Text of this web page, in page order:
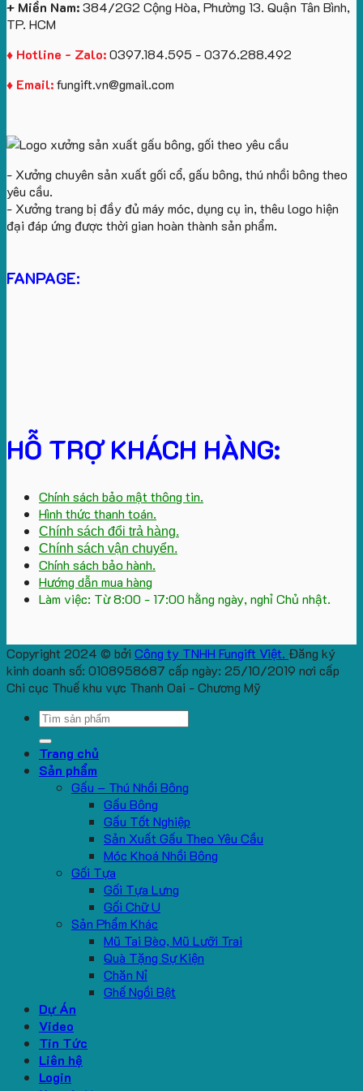
+ Miền Nam:384/2G2 Cộng Hòa, Phường 13. Quận Tân Bình,
TP. HCM
♦ Hotline - Zalo:0397.184.595 - 0376.288.492
♦ Email:fungift.vn@gmail.com
- Xưởng chuyên sản xuất gối cổ, gấu bông, thú nhồi bông theo
yêu cầu.
- Xưởng trang bị đầy đủ máy móc, dụng cụ in, thêu logo hiện
đại đáp ứng được thời gian hoàn thành sản phẩm.
FANPAGE:
HỖ TRỢ KHÁCH HÀNG:
Chính sách bảo mật thông tin.
Hình thức thanh toán.
Chính sách đổi trả hàng.
Chính sách vận chuyển.
Chính sách bảo hành.
Hướng dẫn mua hàng
Làm việc: Từ 8:00 - 17:00 hằng ngày, nghỉ Chủ nhật.
Copyright 2024 © bởi Công ty TNHH Fungift Việt. Đăng ký
kinh doanh số: 0108958687 cấp ngày: 25/10/2019 nơi cấp
Chi cục Thuế khu vực Thanh Oai - Chương Mỹ
Search
Trang chủ
Sản phẩm
Gấu – Thú Nhồi Bông
Gấu Bông
Gấu Tốt Nghiệp
Sản Xuất Gấu Theo Yêu Cầu
Móc Khoá Nhồi Bông
Gối Tựa
Gối Tựa Lưng
Gối Chữ U
Sản Phẩm Khác
Mũ Tai Bèo, Mũ Lưỡi Trai
Quà Tặng Sự Kiện
Chăn Nỉ
Ghế Ngồi Bệt
Dự Án
Video
Tin Tức
Liên hệ
Login